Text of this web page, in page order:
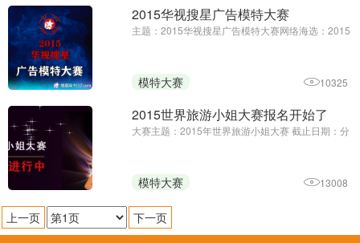
2015华视搜星广告模特大赛
主题：2015华视搜星广告模特大赛网络海选：2015
销的Z鲜活的生力军，是企 ...
模特大赛 10325
2015世界旅游小姐大赛报名开始了
大赛主题：2015年世界旅游小姐大赛 截止日期：分
提倡的“环游世界 ...
模特大赛 13008
上一页 下一页